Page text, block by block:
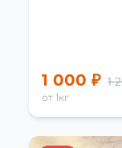
1 000 ₽ 1
от 1кг